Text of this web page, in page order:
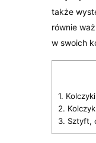
także
równie
w swoich
1.
2.
3. Sztyft,